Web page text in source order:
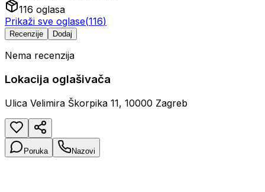
116 oglasa
Prikaži sve oglase(116)
Recenzije Dodaj
Nema recenzija
Lokacija oglašivača
Ulica Velimira Škorpika 11, 10000 Zagreb
Poruka Nazovi